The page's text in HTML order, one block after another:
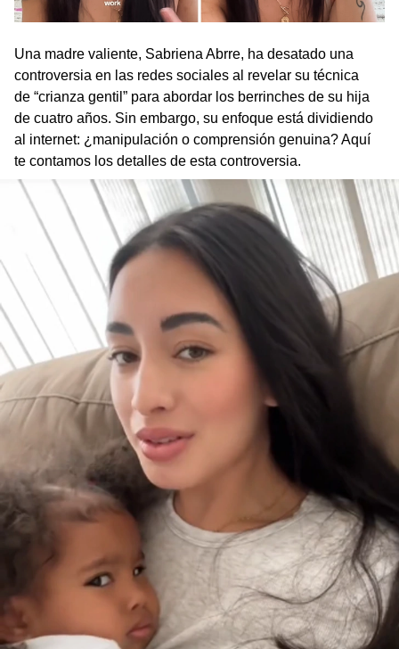
Una madre valiente, Sabriena Abrre, ha desatado una
controversia en las redes sociales al revelar su técnica
de “crianza gentil” para abordar los berrinches de su hija
de cuatro años. Sin embargo, su enfoque está dividiendo
al internet: ¿manipulación o comprensión genuina? Aquí
te contamos los detalles de esta controversia.